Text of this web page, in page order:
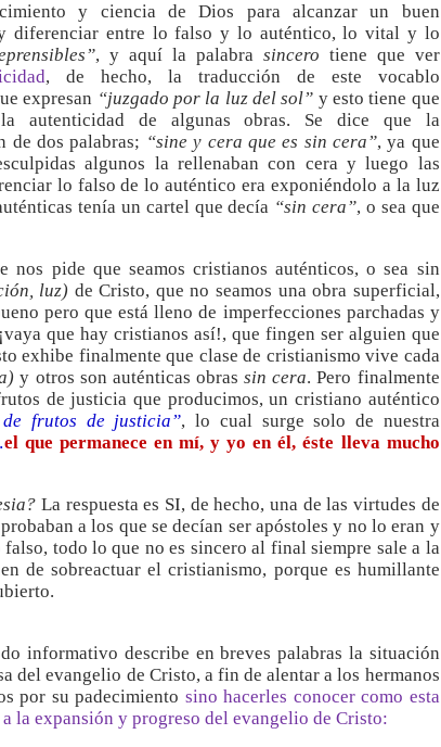
y ciencia de Dios para alcanzar un buen
diferenciar entre lo falso y lo auténtico, lo vital y lo
, y aquí la palabra sincero tiene que ver
, de hecho, la traducción de este vocablo
expresan “juzgado por la luz del sol” y esto tiene que
de algunas obras. Se dice que la
de dos palabras; “sine y cera que es sin cera”, ya que
algunos la rellenaban con cera y luego las
lo falso de lo auténtico era exponiéndolo a la luz
tenía un cartel que decía “sin cera”, o sea que
nos pide que seamos cristianos auténticos, o sea sin
luz) de Cristo, que no seamos una obra superficial,
pero que está lleno de imperfecciones parchadas y
que hay cristianos así!, que fingen ser alguien que
exhibe finalmente que clase de cristianismo vive cada
y otros son auténticas obrassin cera. Pero finalmente
de justicia que producimos, un cristiano auténtico
frutos de justicia”, lo cual surge solo de nuestra
el que permanece en mí, y yo en él, éste lleva mucho
La respuesta es SI, de hecho, una de las virtudes de
a los que se decían ser apóstoles y no lo eran y
todo lo que no es sincero al final siempre sale a la
de sobreactuar el cristianismo, porque es humillante
informativo describe en breves palabras la situación
del evangelio de Cristo, a fin de alentar a los hermanos
por su padecimiento sino hacerles conocer como esta
la expansión y progreso del evangelio de Cristo: